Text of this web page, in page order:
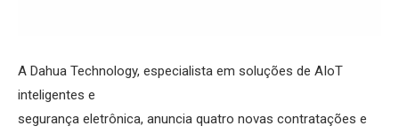
A Dahua Technology, especialista em soluções de AIoT
inteligentes e
segurança eletrônica, anuncia quatro novas contratações e